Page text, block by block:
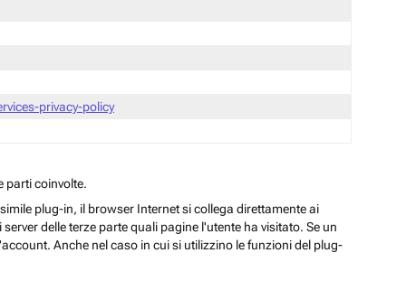
privacy-policy
parti coinvolte.
plug-in, il browser Internet si collega direttamente ai
delle terze parte quali pagine l'utente ha visitato. Se un
Anche nel caso in cui si utilizzino le funzioni del plug-